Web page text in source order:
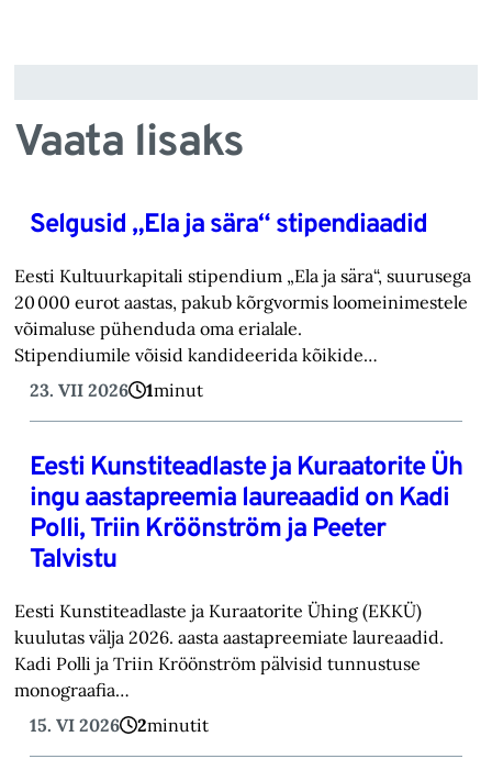
Vaata lisaks
Selgusid „Ela ja sära“ stipendiaadid
Eesti Kultuurkapitali stipendium „Ela ja sära“, suurusega
20 000 eurot aastas, pakub kõrgvormis loomeinimestele
võimaluse pühenduda oma erialale.
Stipendiumile võisid kandideerida kõikide…
23. VII 2026
1minut
Eesti Kunstiteadlaste ja Kuraatorite Üh
ingu aastapreemia laureaadid on Kadi
Polli, Triin Kröönström ja Peeter
Talvistu
Eesti Kunstiteadlaste ja Kuraatorite Ühing (EKKÜ)
kuulutas välja 2026. aasta aastapreemiate laureaadid.
Kadi Polli ja Triin Kröönström pälvisid tunnustuse
monograafia…
15. VI 2026
2minutit